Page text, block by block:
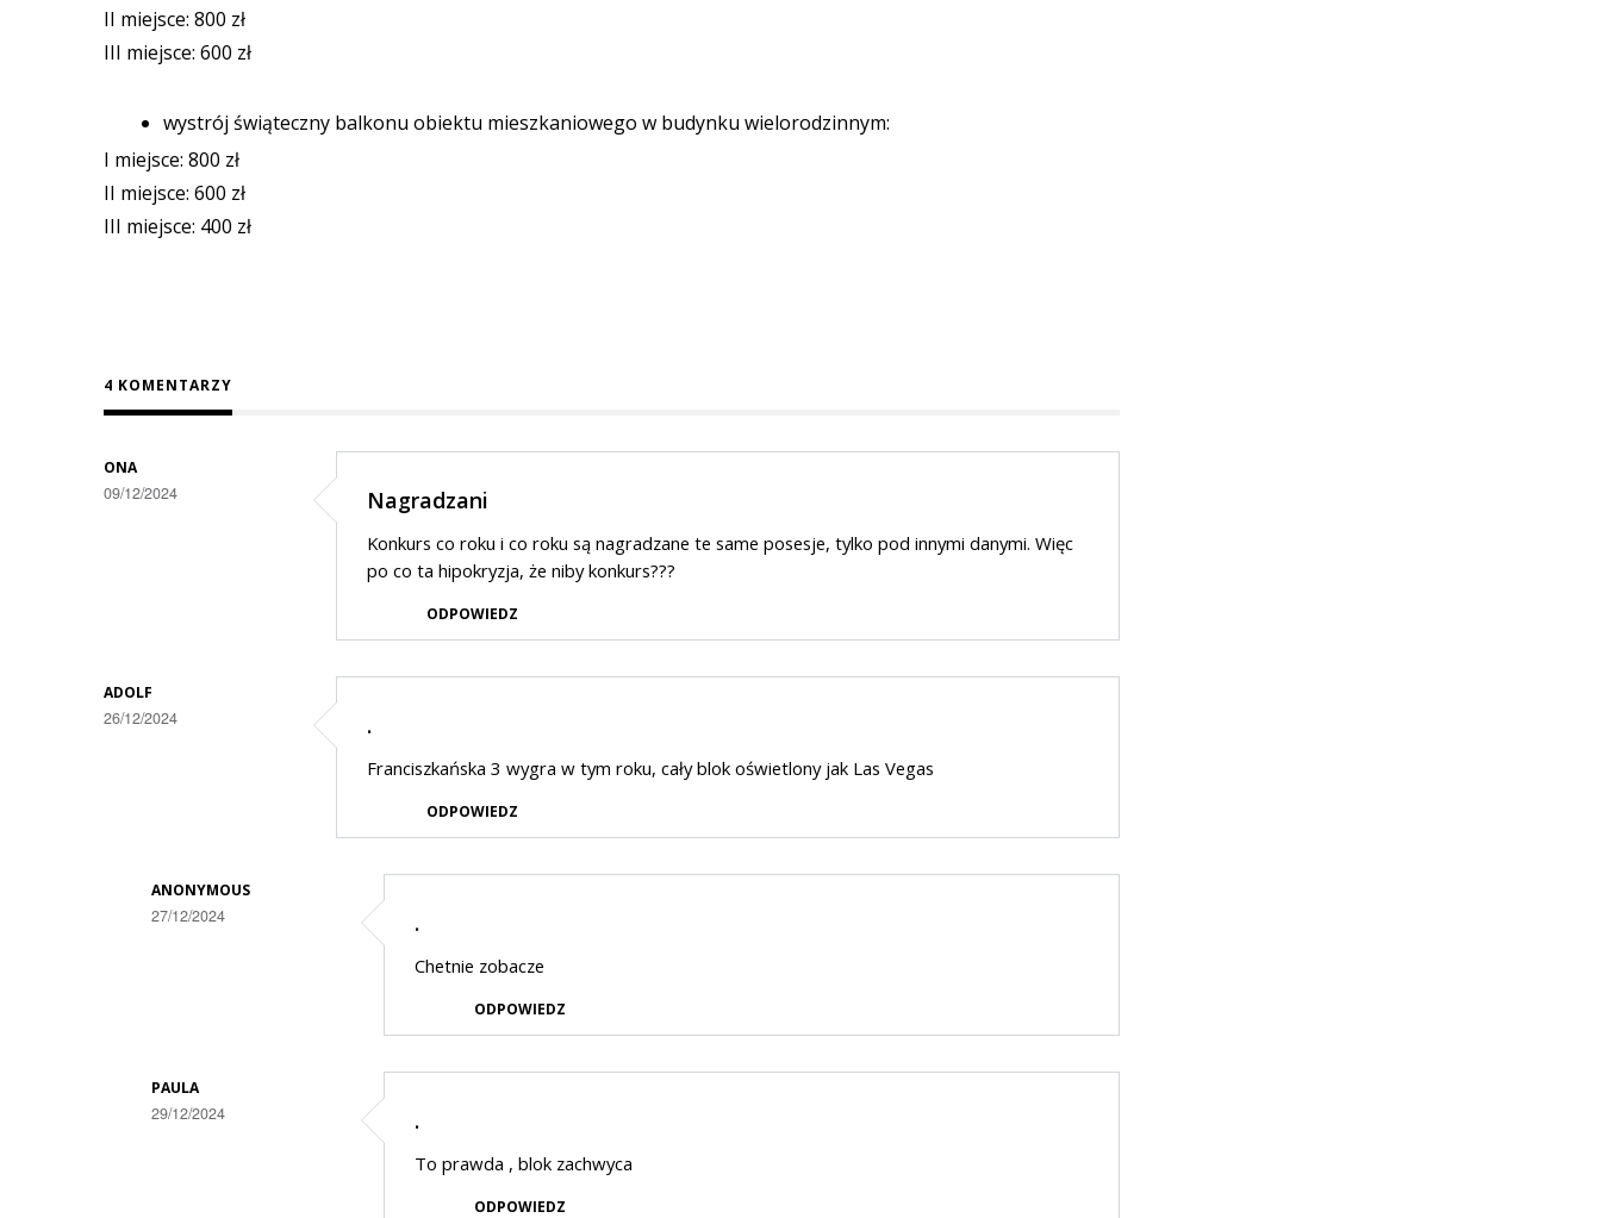
II miejsce: 800 zł
III miejsce: 600 zł
wystrój świąteczny balkonu obiektu mieszkaniowego w budynku wielorodzinnym:
I miejsce: 800 zł
II miejsce: 600 zł
III miejsce: 400 zł
4 KOMENTARZY
ONA
09/12/2024 Nagradzani
Konkurs co roku i co roku są nagradzane te same posesje, tylko pod innymi danymi. Więc
po co ta hipokryzja, że niby konkurs???
ODPOWIEDZ
ADOLF
26/12/2024 .
Franciszkańska 3 wygra w tym roku, cały blok oświetlony jak Las Vegas
ODPOWIEDZ
ANONYMOUS
27/12/2024
odpowiedzi
na
.
Chetnie zobacze
ODPOWIEDZ
PAULA
29/12/2024 .
To prawda , blok zachwyca
ODPOWIEDZ